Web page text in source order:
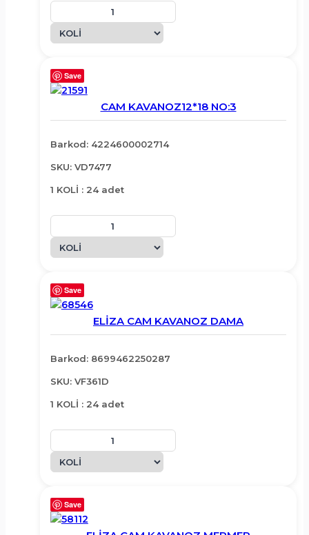
Save
CAM KAVANOZ12*18 NO:3
Barkod: 4224600002714
SKU: VD7477
1 KOLİ : 24 adet
Save
ELİZA CAM KAVANOZ DAMA
Barkod: 8699462250287
SKU: VF361D
1 KOLİ : 24 adet
Save